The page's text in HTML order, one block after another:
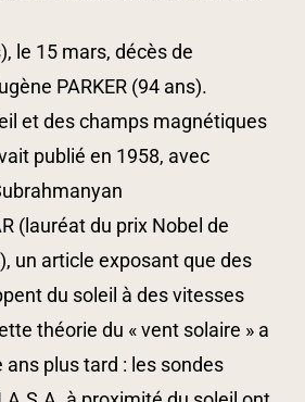
le 15 mars, décès de
PARKER (94 ans).
et des champs magnétiques
publié en 1958, avec
(lauréat du prix Nobel de
un article exposant que des
du soleil à des vitesses
théorie du « vent solaire » a
plus tard : les sondes